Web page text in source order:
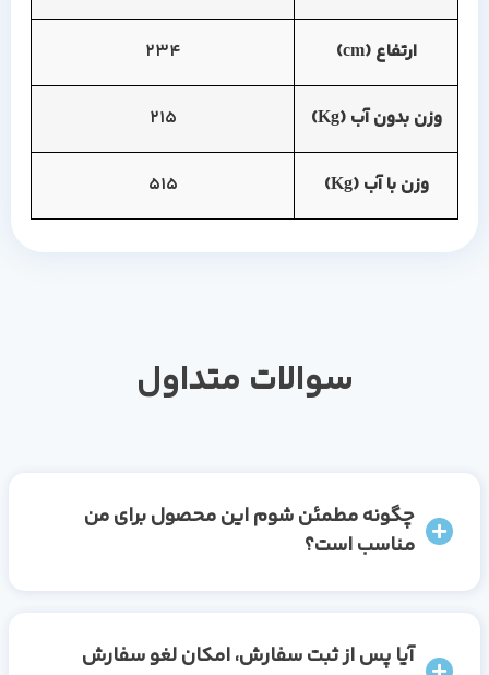
ارتفاع (cm) 234
وزن بدون آب (Kg)
وزن با آب (Kg)
سوالات متداول
چگونه مطمئن شوم این محصول برای من
مناسب است؟
آیا پس از ثبت سفارش، امکان لغو سفارش